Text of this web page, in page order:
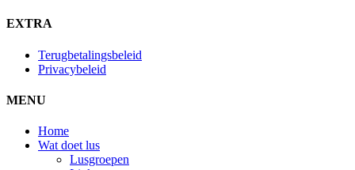
EXTRA
Terugbetalingsbeleid
Privacybeleid
MENU
Home
Wat doet lus
Lusgroepen